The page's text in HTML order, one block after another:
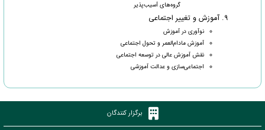
گروه‌های آسیب‌پذیر
۹. آموزش و تغییر اجتماعی
نوآوری در آموزش
آموزش مادام‌العمر و تحول اجتماعی
نقش آموزش عالی در توسعه اجتماعی
اجتماعی‌سازی و عدالت آموزشی
برگزار کنندگان